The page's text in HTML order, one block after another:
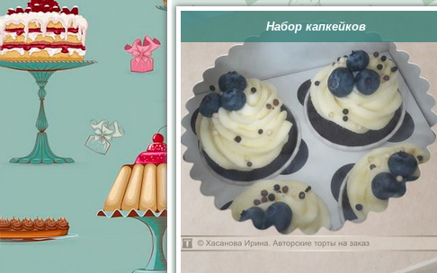
Набор капкейков